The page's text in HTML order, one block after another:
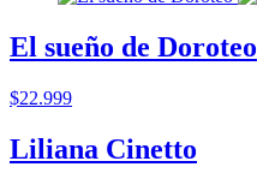
El sueño de Doroteo
$22.999
Liliana Cinetto